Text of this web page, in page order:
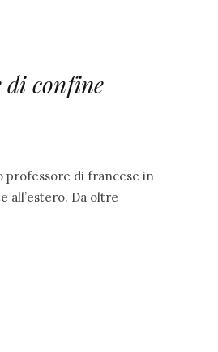
di confine
professore di francese in
all’estero. Da oltre